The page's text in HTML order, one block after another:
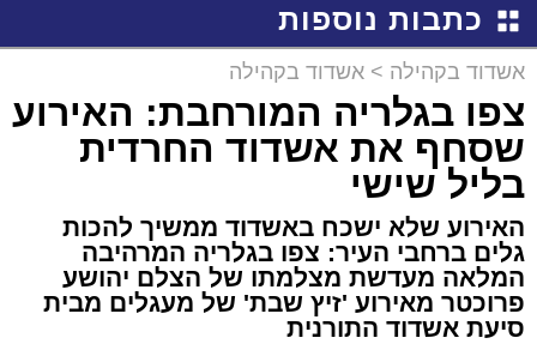
כתבות נוספות
אשדוד בקהילה > אשדוד בקהילה
צפו בגלריה המורחבת: האירוע
שסחף את אשדוד החרדית
בליל שישי
האירוע שלא ישכח באשדוד ממשיך להכות
גלים ברחבי העיר: צפו בגלריה המרהיבה
המלאה מעדשת מצלמתו של הצלם יהושע
פרוכטר מאירוע 'זיץ שבת' של מעגלים מבית
סיעת אשדוד התורנית